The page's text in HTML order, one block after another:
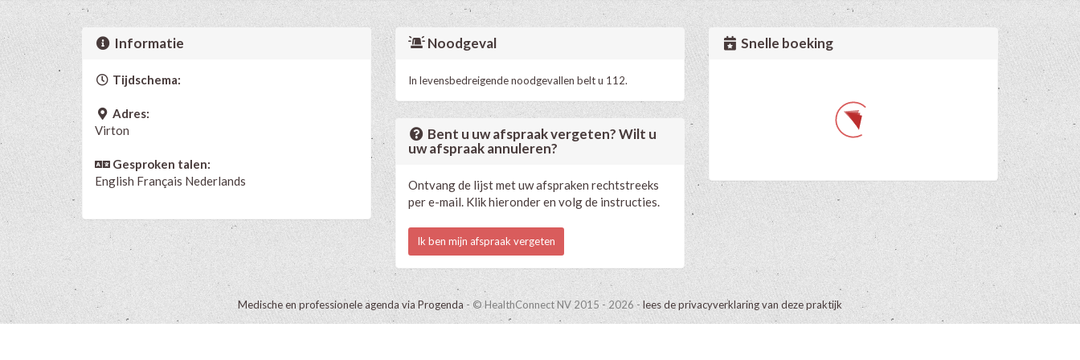
Informatie
Tijdschema:
Adres:
Virton
Gesproken talen:
English Français Nederlands
Noodgeval
In levensbedreigende noodgevallen belt u 112.
Bent u uw afspraak vergeten? Wilt u
uw afspraak annuleren?
Ontvang de lijst met uw afspraken rechtstreeks
per e-mail. Klik hieronder en volg de instructies.
Ik ben mijn afspraak vergeten
Snelle boeking
Medische en professionele agenda via Progenda - © HealthConnect NV 2015 - 2026 -lees de privacyverklaring van deze praktijk